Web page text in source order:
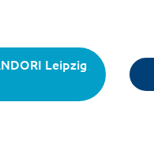
Leipzig